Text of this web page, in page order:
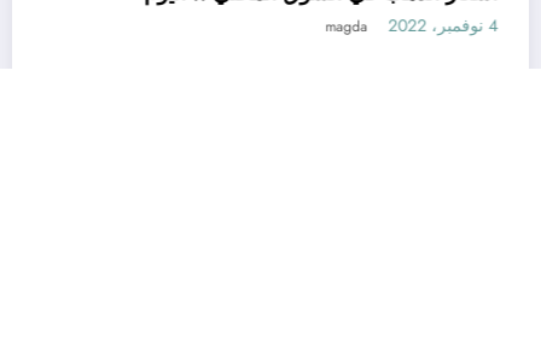
| Powered By
SpiceThemes